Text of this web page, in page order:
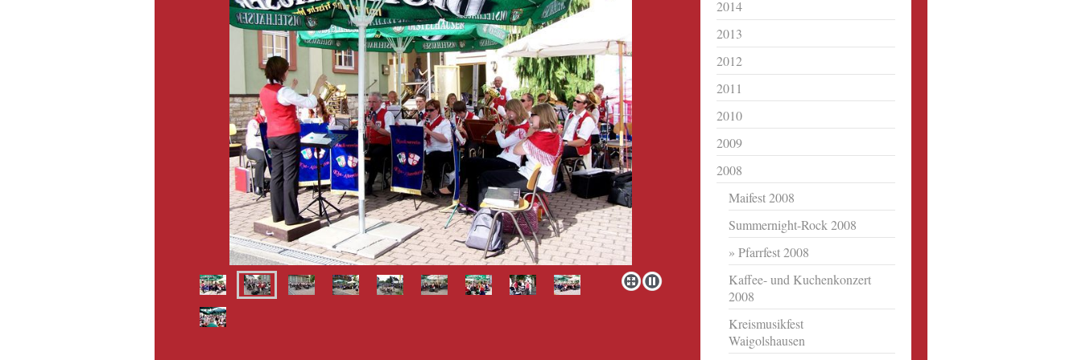
2014
2013
2012
2011
2010
2009
2008
Maifest 2008
Summernight-Rock 2008
Pfarrfest 2008
Kaffee- und Kuchenkonzert
2008
Kreismusikfest
Waigolshausen